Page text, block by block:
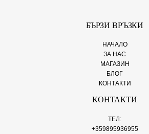
БЪРЗИ ВРЪЗКИ
НАЧАЛО
ЗА НАС
МАГАЗИН
БЛОГ
КОНТАКТИ
КОНТАКТИ
ТЕЛ:
+359895936955